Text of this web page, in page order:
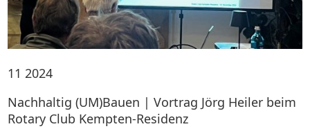
11 2024
Nachhaltig (UM)Bauen | Vortrag Jörg Heiler beim
Rotary Club Kempten-Residenz